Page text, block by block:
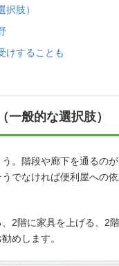
肢）
けすることも
一般的な選択肢）
。階段や廊下を通るの
でなければ便利屋への
2階に家具を上げる、2
めします。